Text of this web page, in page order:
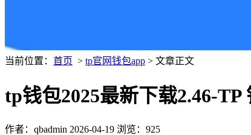
当前位置： 首页 > tp官网钱包app > 文章正文
tp钱包2025最新下载2.46-
作者：qbadmin 2026-04-19 浏览：925